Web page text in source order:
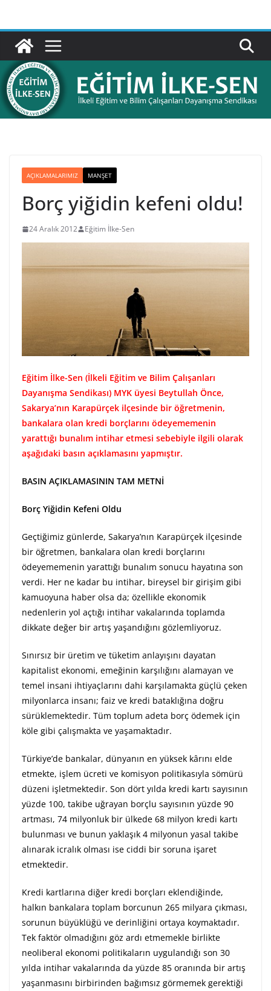
content
AÇIKLAMALARIMIZ MANŞET
Borç yiğidin kefeni oldu!
24 Aralık 2012 Eğitim İlke-Sen
Eğitim İlke-Sen (İlkeli Eğitim ve Bilim Çalışanları
Dayanışma Sendikası) MYK üyesi Beytullah Önce,
Sakarya’nın Karapürçek ilçesinde bir öğretmenin,
bankalara olan kredi borçlarını ödeyememenin
yarattığı bunalım intihar etmesi sebebiyle ilgili olarak
aşağıdaki basın açıklamasını yapmıştır.
BASIN AÇIKLAMASININ TAM METNİ
Borç Yiğidin Kefeni Oldu
Geçtiğimiz günlerde, Sakarya’nın Karapürçek ilçesinde
bir öğretmen, bankalara olan kredi borçlarını
ödeyememenin yarattığı bunalım sonucu hayatına son
verdi. Her ne kadar bu intihar, bireysel bir girişim gibi
kamuoyuna haber olsa da; özellikle ekonomik
nedenlerin yol açtığı intihar vakalarında toplamda
dikkate değer bir artış yaşandığını gözlemliyoruz.
Sınırsız bir üretim ve tüketim anlayışını dayatan
kapitalist ekonomi, emeğinin karşılığını alamayan ve
temel insani ihtiyaçlarını dahi karşılamakta güçlü çeken
milyonlarca insanı; faiz ve kredi bataklığına doğru
sürüklemektedir. Tüm toplum adeta borç ödemek için
köle gibi çalışmakta ve yaşamaktadır.
Türkiye’de bankalar, dünyanın en yüksek kârını elde
etmekte, işlem ücreti ve komisyon politikasıyla sömürü
düzeni işletmektedir. Son dört yılda kredi kartı sayısının
yüzde 100, takibe uğrayan borçlu sayısının yüzde 90
artması, 74 milyonluk bir ülkede 68 milyon kredi kartı
bulunması ve bunun yaklaşık 4 milyonun yasal takibe
alınarak icralık olması ise ciddi bir soruna işaret
etmektedir.
Kredi kartlarına diğer kredi borçları eklendiğinde,
halkın bankalara toplam borcunun 265 milyara çıkması,
sorunun büyüklüğü ve derinliğini ortaya koymaktadır.
Tek faktör olmadığını göz ardı etmemekle birlikte
neoliberal ekonomi politikaların uygulandığı son 30
yılda intihar vakalarında da yüzde 85 oranında bir artış
yaşanmasını birbirinden bağımsız görmemek gerektiği